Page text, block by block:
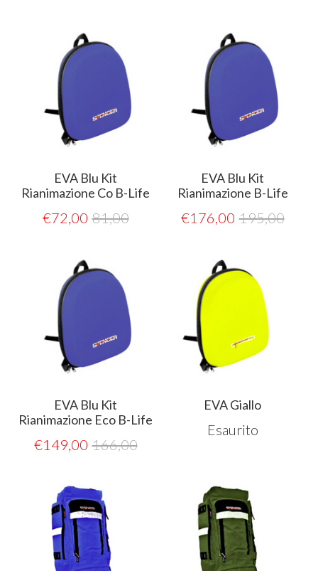
EVA Blu Kit
Rianimazione Co B-Life
€72,00 81,00
EVA Blu Kit
Rianimazione B-Life
€176,00 195,00
EVA Blu Kit
Rianimazione Eco B-Life
€149,00 166,00
EVA Giallo
Esaurito